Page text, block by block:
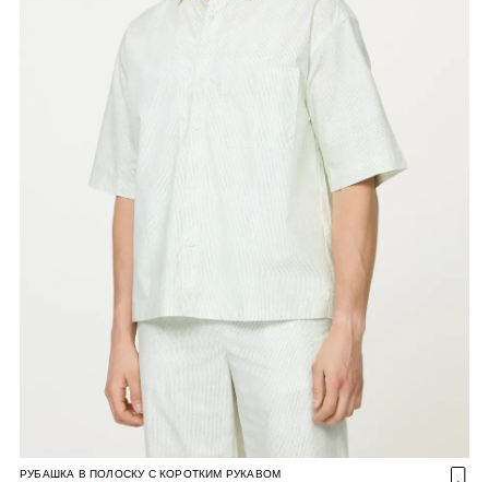
РУБАШКА В ПОЛОСКУ С КОРОТКИМ РУКАВОМ